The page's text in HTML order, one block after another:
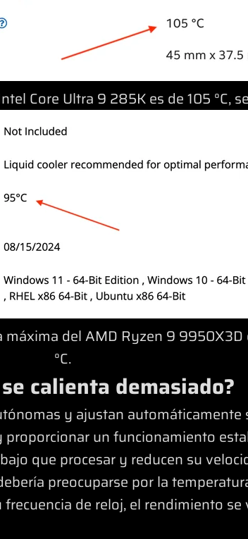
Core Ultra 9 285K es de 105 °C,
máxima del AMD Ryzen 9 9950X3D
°C.
calienta demasiado?
y ajustan
un funcionamiento
que procesar y reducen su
preocuparse por la
de reloj, el rendimiento